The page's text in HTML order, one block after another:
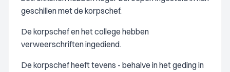
geschillen met de korpschef.
De korpschef en het college hebben
verweerschriften ingediend.
De korpschef heeft tevens - behalve in het geding in